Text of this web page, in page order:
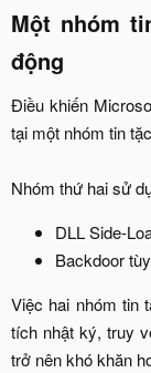
Một nhóm
động​
Điều khiến
tại một nhóm tin
Nhóm thứ hai sử
DLL Side-
Backdoor
Việc hai nhóm tin
tích nhật ký, truy
trở nên khó khăn